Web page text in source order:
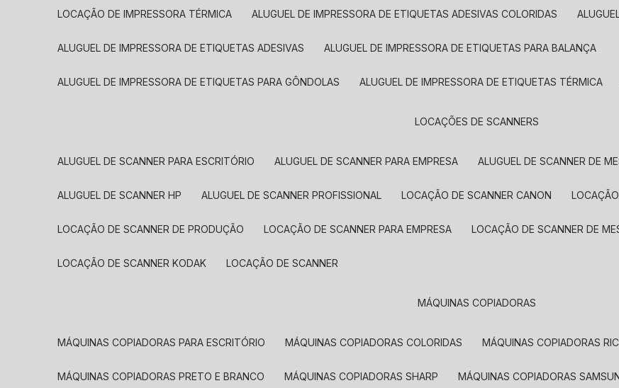
LOCAÇÃO DE IMPRESSORA TÉRMICA ALUGUEL DE IMPRESSORA DE ETIQUETAS ADESIVAS COLORIDAS
ALUGUEL DE IMPRESSORA DE ETIQUETAS ADESIVAS ALUGUEL DE IMPRESSORA DE ETIQUETAS PARA BALANÇA
ALUGUEL DE IMPRESSORA DE ETIQUETAS PARA GÔNDOLAS ALUGUEL DE IMPRESSORA DE ETIQUETAS TÉRMICA
LOCAÇÕES DE SCANNERS
ALUGUEL DE SCANNER PARA ESCRITÓRIO ALUGUEL DE SCANNER PARA EMPRESA ALUGUEL DE SCANNER DE
ALUGUEL DE SCANNER HP ALUGUEL DE SCANNER PROFISSIONAL LOCAÇÃO DE SCANNER CANON
LOCAÇÃO DE SCANNER DE PRODUÇÃO LOCAÇÃO DE SCANNER PARA EMPRESA LOCAÇÃO DE SCANNER DE
LOCAÇÃO DE SCANNER KODAK LOCAÇÃO DE SCANNER
MÁQUINAS COPIADORAS
MÁQUINAS COPIADORAS PARA ESCRITÓRIO MÁQUINAS COPIADORAS COLORIDAS MÁQUINAS COPIADORAS
MÁQUINAS COPIADORAS PRETO E BRANCO MÁQUINAS COPIADORAS SHARP MÁQUINAS COPIADORAS